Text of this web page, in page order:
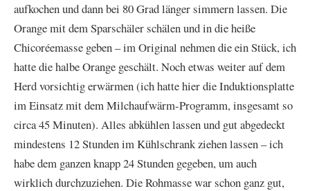
aufkochen und dann bei 80 Grad länger simmern lassen. Die
Orange mit dem Sparschäler schälen und in die heiße
Chicoréemasse geben – im Original nehmen die ein Stück, ich
hatte die halbe Orange geschält. Noch etwas weiter auf dem
Herd vorsichtig erwärmen (ich hatte hier die Induktionsplatte
im Einsatz mit dem Milchaufwärm-Programm, insgesamt so
circa 45 Minuten). Alles abkühlen lassen und gut abgedeckt
mindestens 12 Stunden im Kühlschrank ziehen lassen – ich
habe dem ganzen knapp 24 Stunden gegeben, um auch
wirklich durchzuziehen. Die Rohmasse war schon ganz gut,